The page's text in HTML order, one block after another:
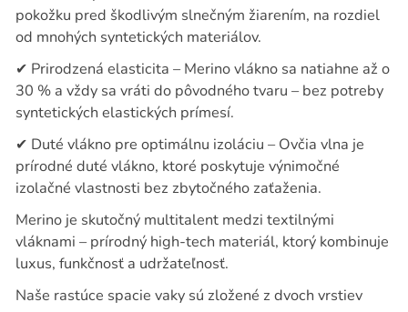
pokožku pred škodlivým slnečným žiarením, na rozdiel
od mnohých syntetických materiálov.
✔ Prirodzená elasticita – Merino vlákno sa natiahne až o
30 % a vždy sa vráti do pôvodného tvaru – bez potreby
syntetických elastických prímesí.
✔ Duté vlákno pre optimálnu izoláciu – Ovčia vlna je
prírodné duté vlákno, ktoré poskytuje výnimočné
izolačné vlastnosti bez zbytočného zaťaženia.
Merino je skutočný multitalent medzi textilnými
vláknami – prírodný high-tech materiál, ktorý kombinuje
luxus, funkčnosť a udržateľnosť.
Naše rastúce spacie vaky sú zložené z dvoch vrstiev